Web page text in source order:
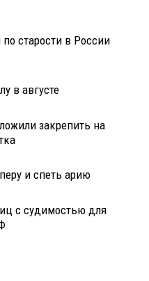
старости в России
в августе
закрепить на
и спеть арию
с судимостью для